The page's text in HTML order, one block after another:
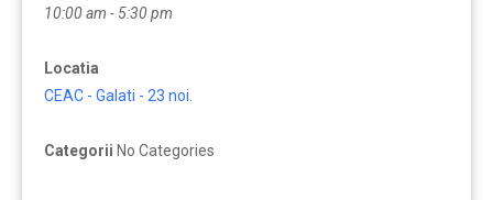
10:00 am - 5:30 pm
Locatia
CEAC - Galati - 23 noi.
Categorii No Categories